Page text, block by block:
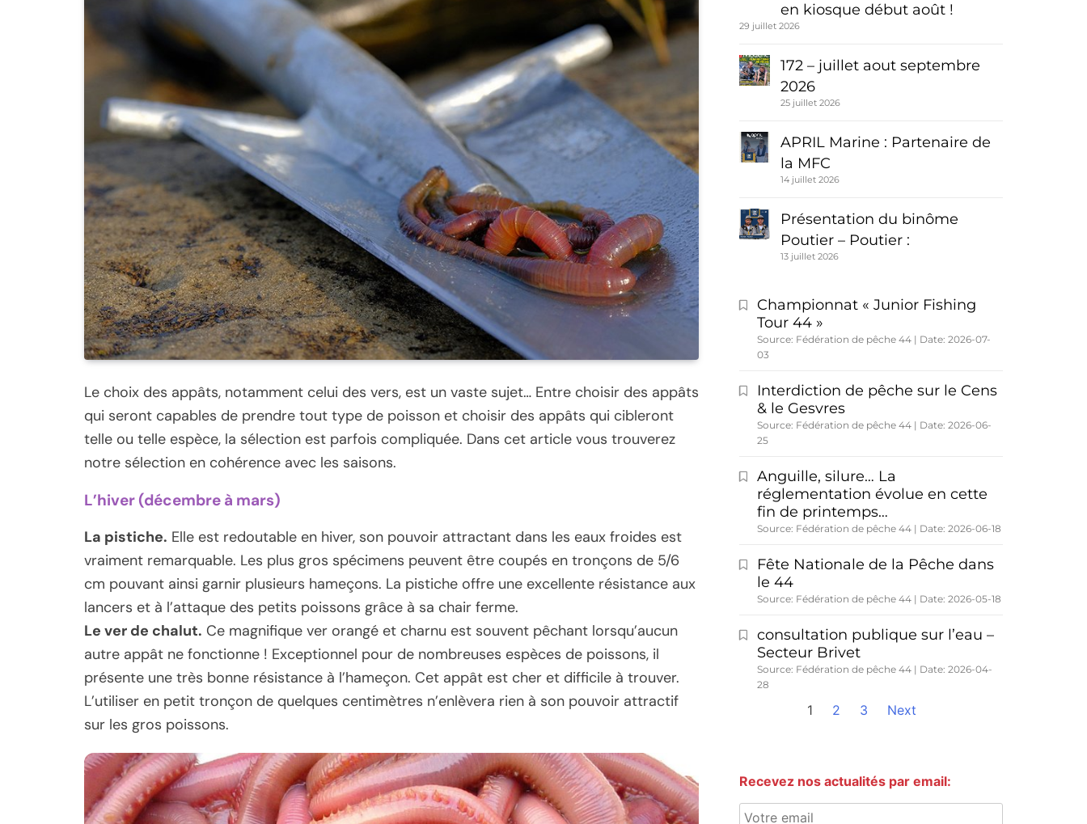
Le choix des appâts, notamment celui des vers, est un vaste sujet… Entre choisir des appâts
qui seront capables de prendre tout type de poisson et choisir des appâts qui cibleront
telle ou telle espèce, la sélection est parfois compliquée. Dans cet article vous trouverez
notre sélection en cohérence avec les saisons.
L’hiver (décembre à mars)
La pistiche. Elle est redoutable en hiver, son pouvoir attractant dans les eaux froides est
vraiment remarquable. Les plus gros spécimens peuvent être coupés en tronçons de 5/6
cm pouvant ainsi garnir plusieurs hameçons. La pistiche offre une excellente résistance aux
lancers et à l’attaque des petits poissons grâce à sa chair ferme.
Le ver de chalut. Ce magnifique ver orangé et charnu est souvent pêchant lorsqu’aucun
autre appât ne fonctionne ! Exceptionnel pour de nombreuses espèces de poissons, il
présente une très bonne résistance à l’hameçon. Cet appât est cher et difficile à trouver.
L’utiliser en petit tronçon de quelques centimètres n’enlèvera rien à son pouvoir attractif
sur les gros poissons.
en kiosque début août !
29 juillet 2026
172 – juillet aout septembre
2026
25 juillet 2026
APRIL Marine : Partenaire de
la MFC
14 juillet 2026
Présentation du binôme
Poutier – Poutier :
13 juillet 2026
Championnat « Junior Fishing
Tour 44 »
Source: Fédération de pêche 44
Date: 2026-07-
03
Interdiction de pêche sur le Cens
& le Gesvres
Source: Fédération de pêche 44
Date: 2026-06-
25
Anguille, silure… La
réglementation évolue en cette
fin de printemps…
Source: Fédération de pêche 44 Date: 2026-06-18
Fête Nationale de la Pêche dans
le 44
Source: Fédération de pêche 44 Date: 2026-05-18
consultation publique sur l’eau –
Secteur Brivet
Source: Fédération de pêche 44
Date: 2026-04-
28
1 2 3 Next
Recevez nos actualités par email: